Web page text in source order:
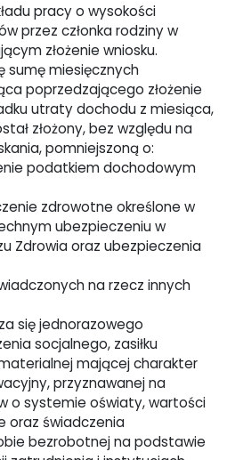
pracy o wysokości
przez członka rodziny w
złożenie wniosku.
sumę miesięcznych
poprzedzającego złożenie
utraty dochodu z miesiąca,
złożony, bez względu na
pomniejszoną o:
podatkiem dochodowym
zdrowotne określone w
ubezpieczeniu w
Zdrowia oraz ubezpieczenia
na rzecz innych
się jednorazowego
socjalnego, zasiłku
mającej charakter
przyznawanej na
o systemie oświaty, wartości
oraz świadczenia
bezrobotnej na podstawie